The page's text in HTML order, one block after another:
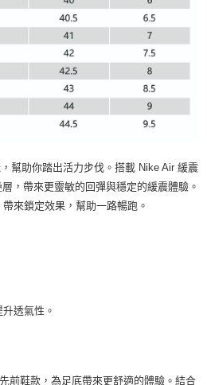
幫助你踏出活力步伐。搭載 Nike Air 緩震
，帶來更靈敏的回彈與穩定的緩震體驗。
來鎖定效果，幫助一路暢跑。
透氣性。
前鞋款，為足底帶來更舒適的體驗。結合